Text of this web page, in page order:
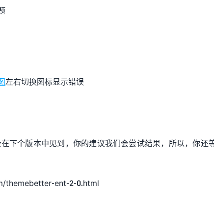
左右切换图标显示错误
下个版本中见到，你的建议我们会尝试结果，所以，你还
themebetter-ent-2-0.html